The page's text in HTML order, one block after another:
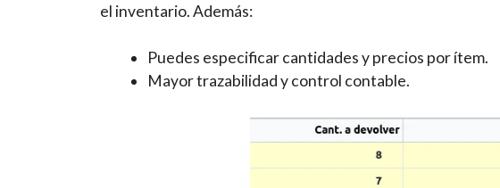
el inventario. Además:
Puedes especificar cantidades y precios por ítem.
Mayor trazabilidad y control contable.